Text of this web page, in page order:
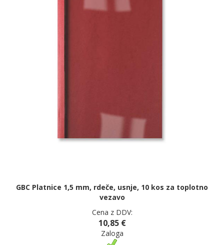
GBC Platnice 1,5 mm, rdeče, usnje, 10 kos za toplotno
vezavo
Cena z DDV:
10,85 €
Zaloga